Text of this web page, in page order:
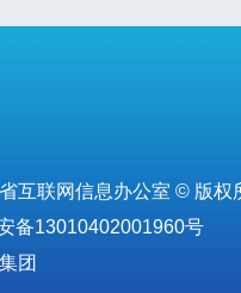
互联网信息办公室 © 版权
备13010402001960号
团